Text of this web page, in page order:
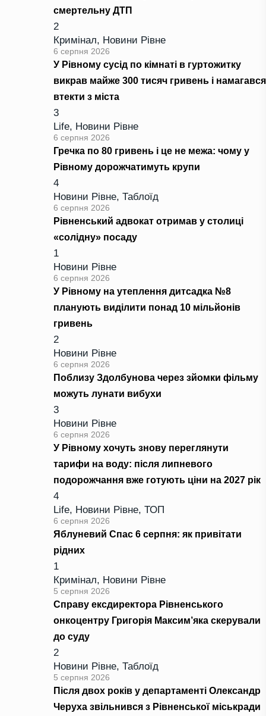
смертельну ДТП
2
Кримінал, Новини Рівне
6 серпня 2026
У Рівному сусід по кімнаті в гуртожитку
викрав майже 300 тисяч гривень і намагався
втекти з міста
3
Life, Новини Рівне
6 серпня 2026
Гречка по 80 гривень і це не межа: чому у
Рівному дорожчатимуть крупи
4
Новини Рівне, Таблоїд
6 серпня 2026
Рівненський адвокат отримав у столиці
«солідну» посаду
1
Новини Рівне
6 серпня 2026
У Рівному на утеплення дитсадка №8
планують виділити понад 10 мільйонів
гривень
2
Новини Рівне
6 серпня 2026
Поблизу Здолбунова через зйомки фільму
можуть лунати вибухи
3
Новини Рівне
6 серпня 2026
У Рівному хочуть знову переглянути
тарифи на воду: після липневого
подорожчання вже готують ціни на 2027 рік
4
Life, Новини Рівне, ТОП
6 серпня 2026
Яблуневий Спас 6 серпня: як привітати
рідних
1
Кримінал, Новини Рівне
5 серпня 2026
Справу ексдиректора Рівненського
онкоцентру Григорія Максим’яка скерували
до суду
2
Новини Рівне, Таблоїд
5 серпня 2026
Після двох років у департаменті Олександр
Черуха звільнився з Рівненської міськради